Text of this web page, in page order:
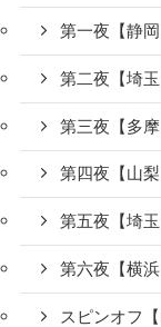
第一夜【静
第二夜【埼
第三夜【多
第四夜【山
第五夜【埼玉
第六夜【横
スピンオフ